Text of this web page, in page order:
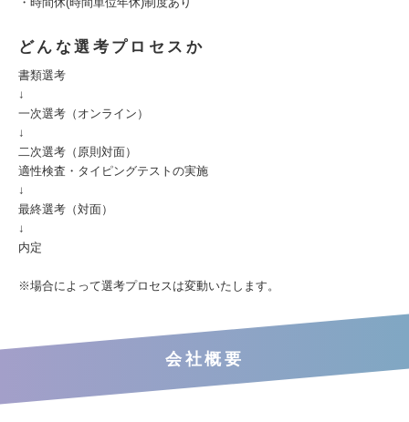
どんな選考プロセスか
書類選考
↓
一次選考（オンライン）
↓
二次選考（原則対面）
適性検査・タイピングテストの実施
↓
最終選考（対面）
↓
内定
※場合によって選考プロセスは変動いたします。
会社概要